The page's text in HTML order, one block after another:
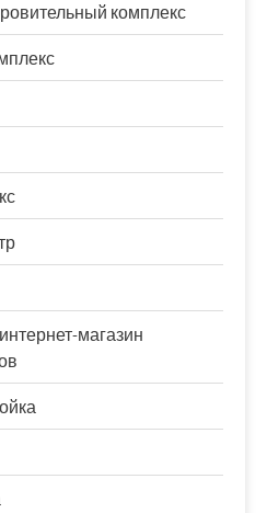
комплекс
магазин